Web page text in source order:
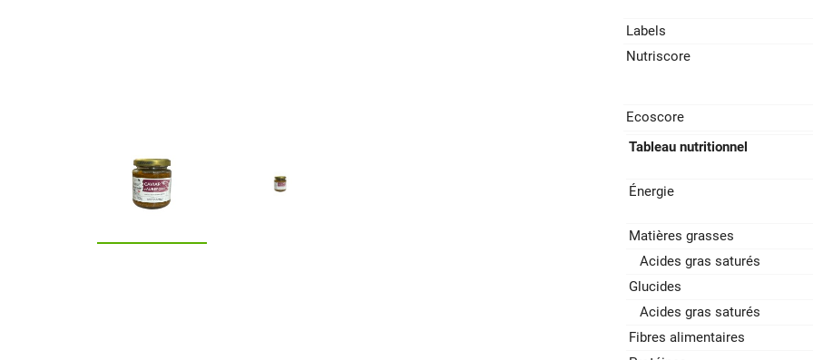
Labels
Nutriscore
Ecoscore
Tableau nutritionnel
Énergie
Matières grasses
Acides gras saturés
Glucides
Acides gras saturés
Fibres alimentaires